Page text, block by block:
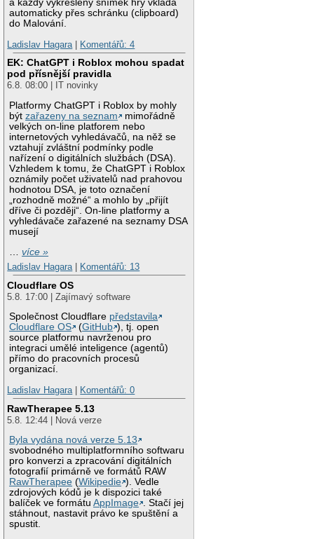
a každý vykreslený snímek hry vkládá
automaticky přes schránku (clipboard)
do Malování.
Ladislav Hagara | Komentářů: 4
EK: ChatGPT i Roblox mohou spadat
pod přísnější pravidla
6.8. 08:00 | IT novinky
Platformy ChatGPT i Roblox by mohly
býtzařazeny na seznam
mimořádně
velkých on-line platforem nebo
internetových vyhledávačů, na něž se
vztahují zvláštní podmínky podle
nařízení o digitálních službách (DSA).
Vzhledem k tomu, že ChatGPT i Roblox
oznámily počet uživatelů nad prahovou
hodnotou DSA, je toto označení
„rozhodně možné“ a mohlo by „přijít
dříve či později“. On-line platformy a
vyhledávače zařazené na seznamy DSA
musejí
…více »
Ladislav Hagara| Komentářů: 13
Cloudflare OS
5.8. 17:00 | Zajímavý software
Společnost Cloudflare představila
Cloudflare OS
(GitHub ), tj. open
source platformu navrženou pro
integraci umělé inteligence (agentů)
přímo do pracovních procesů
organizací.
Ladislav Hagara| Komentářů: 0
RawTherapee 5.13
5.8. 12:44 | Nová verze
Byla vydána nová verze 5.13
svobodného multiplatformního softwaru
pro konverzi a zpracování digitálních
fotografií primárně ve formátů RAW
RawTherapee (Wikipedie ). Vedle
zdrojových kódů je k dispozici také
balíček ve formátuAppImage . Stačí jej
stáhnout, nastavit právo ke spuštění a
spustit.